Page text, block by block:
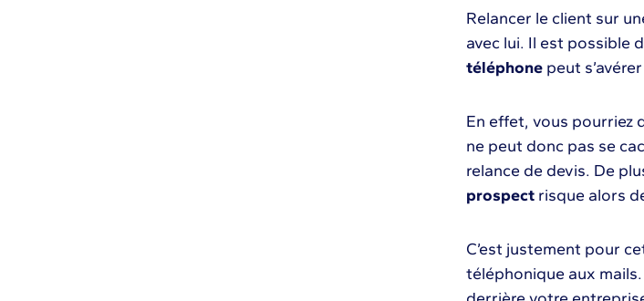
Relancer le client sur
avec lui. Il est possible
téléphonepeut
En effet, vous pourriez
ne peut donc pas se
relance de devis. De
prospectrisque alors
C’est justement pour
téléphonique aux